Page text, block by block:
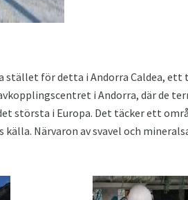
stället för detta i Andorra Caldea,
i Andorra, där de
största i Europa. Det täcker ett
källa. Närvaron av svavel och